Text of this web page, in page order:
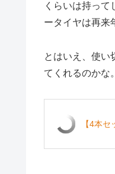
くらいは持っ
ータイヤは再来
とはいえ、使い
てくれるのかな。
【4本